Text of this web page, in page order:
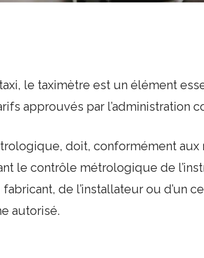
le taximètre est un élément
approuvés par l’administration
doit, conformément
le contrôle métrologique de
de l’installateur ou d’un
autorisé.